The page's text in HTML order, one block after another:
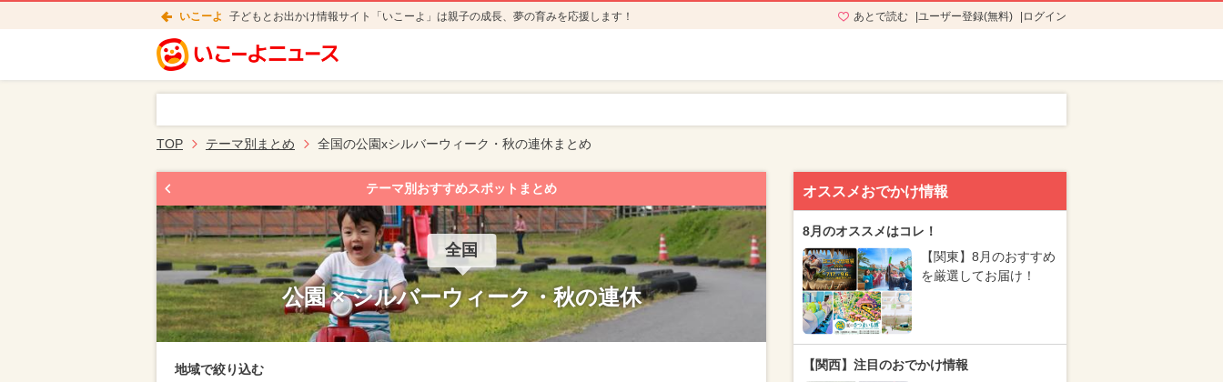
いこーよ 子どもとお出かけ情報サイト「いこーよ」は親子の成長、夢の育みを応援します！ あとで読む ユーザー登録(無料) ログイン
TOP テーマ別まとめ 全国の公園xシルバーウィーク・秋の連休まとめ
テーマ別おすすめスポットまとめ
全国
公園 × シルバーウィーク・秋の連休
地域で絞り込む
オススメおでかけ情報
8月のオススメはコレ！
【関東】8月のおすすめ
を厳選してお届け！
【関西】注目のおでかけ情報